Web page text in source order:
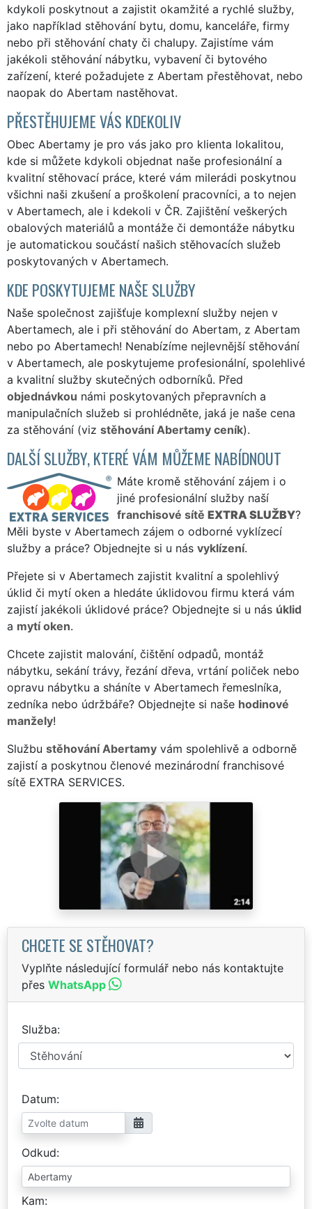
kdykoli poskytnout a zajistit okamžité a rychlé služby,
jako například stěhování bytu, domu, kanceláře, firmy
nebo při stěhování chaty či chalupy. Zajistíme vám
jakékoli stěhování nábytku, vybavení či bytového
zařízení, které požadujete z Abertam přestěhovat, nebo
naopak do Abertam nastěhovat.
PŘESTĚHUJEME VÁS KDEKOLIV
Obec Abertamy je pro vás jako pro klienta lokalitou,
kde si můžete kdykoli objednat naše profesionální a
kvalitní stěhovací práce, které vám milerádi poskytnou
všichni naši zkušení a proškolení pracovníci, a to nejen
v Abertamech, ale i kdekoli v ČR. Zajištění veškerých
obalových materiálů a montáže či demontáže nábytku
je automatickou součástí našich stěhovacích služeb
poskytovaných v Abertamech.
KDE POSKYTUJEME NAŠE SLUŽBY
Naše společnost zajišťuje komplexní služby nejen v
Abertamech, ale i při stěhování do Abertam, z Abertam
nebo po Abertamech! Nenabízíme nejlevnější stěhování
v Abertamech, ale poskytujeme profesionální, spolehlivé
a kvalitní služby skutečných odborníků. Před
objednávkou námi poskytovaných přepravních a
manipulačních služeb si prohlédněte, jaká je naše cena
za stěhování (viz stěhování Abertamy ceník).
DALŠÍ SLUŽBY, KTERÉ VÁM MŮŽEME NABÍDNOUT
Máte kromě stěhování zájem i o
jiné profesionální služby naší
franchisové sítě EXTRA SLUŽBY?
Měli byste v Abertamech zájem o odborné vyklízecí
služby a práce? Objednejte si u nás vyklízení.
Přejete si v Abertamech zajistit kvalitní a spolehlivý
úklid či mytí oken a hledáte úklidovou firmu která vám
zajistí jakékoli úklidové práce? Objednejte si u nás úklid
a mytí oken.
Chcete zajistit malování, čištění odpadů, montáž
nábytku, sekání trávy, řezání dřeva, vrtání poliček nebo
opravu nábytku a sháníte v Abertamech řemeslníka,
zedníka nebo údržbáře? Objednejte si naše hodinové
manžely!
Službu stěhování Abertamy vám spolehlivě a odborně
zajistí a poskytnou členové mezinárodní franchisové
sítě EXTRA SERVICES.
CHCETE SE STĚHOVAT?
Vyplňte následující formulář nebo nás kontaktujte
přes WhatsApp
Služba
Datum
Odkud
Kam